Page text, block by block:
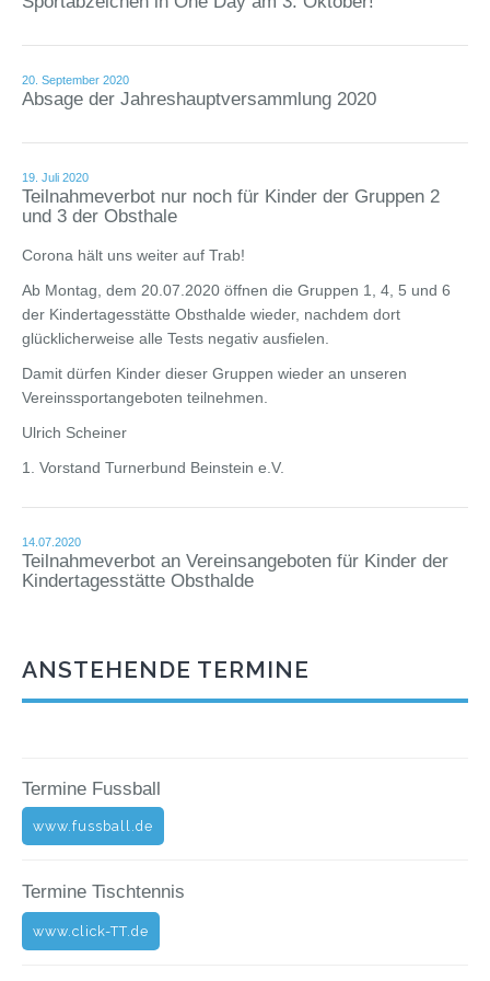
20. September 2020
Absage der Jahreshauptversammlung 2020
19. Juli 2020
Teilnahmeverbot nur noch für Kinder der Gruppen 2
und 3 der Obsthale
Corona hält uns weiter auf Trab!
Ab Montag, dem 20.07.2020 öffnen die Gruppen 1, 4, 5 und 6
der Kindertagesstätte Obsthalde wieder, nachdem dort
glücklicherweise alle Tests negativ ausfielen.
Damit dürfen Kinder dieser Gruppen wieder an unseren
Vereinssportangeboten teilnehmen.
Ulrich Scheiner
1. Vorstand Turnerbund Beinstein e.V.
14.07.2020
Teilnahmeverbot an Vereinsangeboten für Kinder der
Kindertagesstätte Obsthalde
ANSTEHENDE TERMINE
Termine Fussball
www.fussball.de
Termine Tischtennis
www.click-TT.de